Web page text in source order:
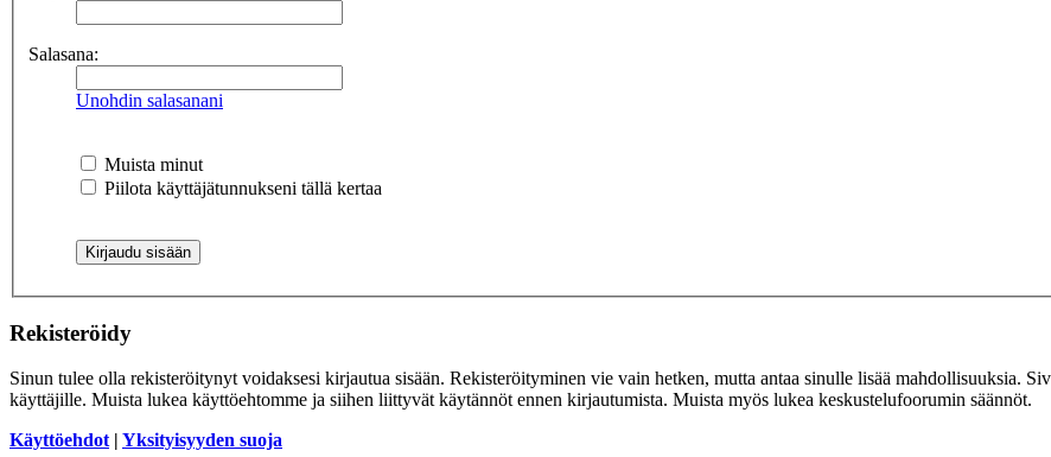
Salasana:
Unohdin salasanani
Muista minut
Piilota käyttäjätunnukseni tällä kertaa
Rekisteröidy
Sinun tulee olla rekisteröitynyt voidaksesi kirjautua sisään. Rekisteröityminen vie vain hetken, mutta antaa sinulle lisää mahdollisuuksia.
käyttäjille. Muista lukea käyttöehtomme ja siihen liittyvät käytännöt ennen kirjautumista. Muista myös lukea keskustelufoorumin säännöt.
Käyttöehdot | Yksityisyyden suoja